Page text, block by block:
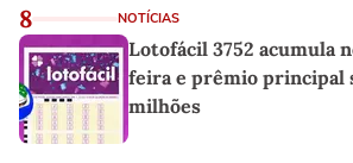
8 NOTÍCIAS
Lotofácil 3752 acumula
feira e prêmio principal
milhões